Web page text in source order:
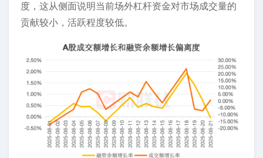
度，这从侧面说明当前场外杠杆资金对市场成交量的
贡献较小，活跃程度较低。